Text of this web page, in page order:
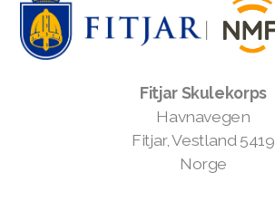
Fitjar Skulekorps
Havnavegen
Fitjar, Vestland 5419
Norge